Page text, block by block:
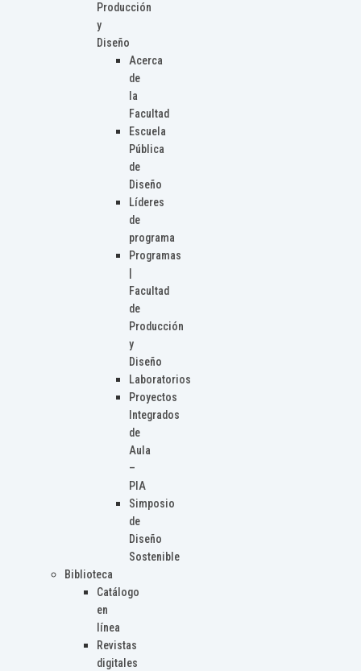
Producción
y
Diseño
Acerca
de
la
Facultad
Escuela
Pública
de
Diseño
Líderes
de
programa
Programas
Facultad
de
Producción
y
Diseño
Laboratorios
Proyectos
Integrados
de
Aula
–
PIA
Simposio
de
Diseño
Sostenible
Biblioteca
Catálogo
en
línea
Revistas
digitales